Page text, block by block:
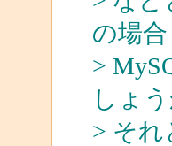
の場
>
しょ
> そ